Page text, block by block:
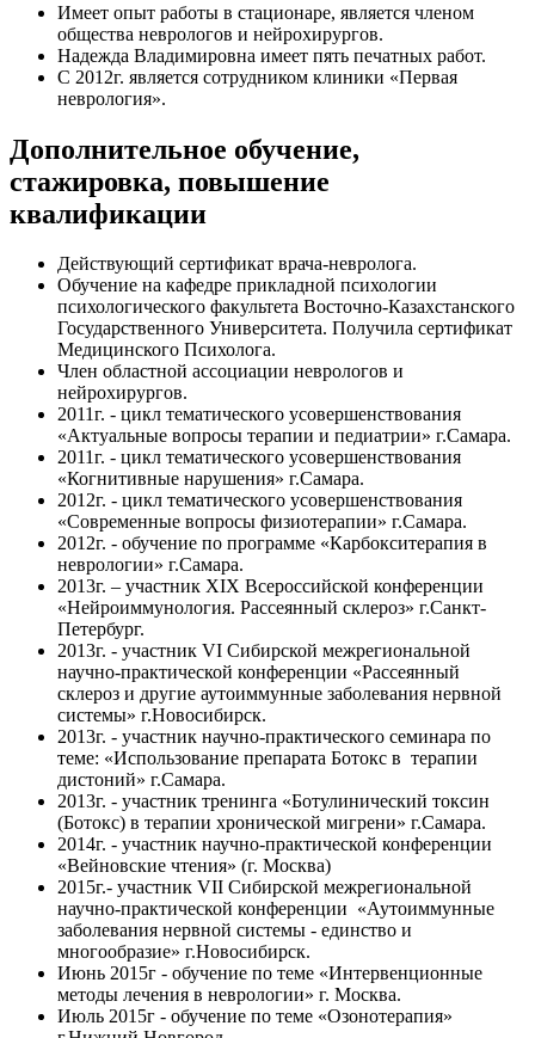
Имеет опыт работы в стационаре, является членом
общества неврологов и нейрохирургов.
Надежда Владимировна имеет пять печатных работ.
С 2012г. является сотрудником клиники «Первая
неврология».
Дополнительное обучение,
стажировка, повышение
квалификации
Действующий сертификат врача-невролога.
Обучение на кафедре прикладной психологии
психологического факультета Восточно-Казахстанского
Государственного Университета. Получила сертификат
Медицинского Психолога.
Член областной ассоциации неврологов и
нейрохирургов.
2011г. - цикл тематического усовершенствования
«Актуальные вопросы терапии и педиатрии» г.Самара.
2011г. - цикл тематического усовершенствования
«Когнитивные нарушения» г.Самара.
2012г. - цикл тематического усовершенствования
«Современные вопросы физиотерапии» г.Самара.
2012г. - обучение по программе «Карбокситерапия в
неврологии» г.Самара.
2013г. – участник XIX Всероссийской конференции
«Нейроиммунология. Рассеянный склероз» г.Санкт-
Петербург.
2013г. - участник VI Сибирской межрегиональной
научно-практической конференции «Рассеянный
склероз и другие аутоиммунные заболевания нервной
системы» г.Новосибирск.
2013г. - участник научно-практического семинара по
теме: «Использование препарата Ботокс в терапии
дистоний» г.Самара.
2013г. - участник тренинга «Ботулинический токсин
(Ботокс) в терапии хронической мигрени» г.Самара.
2014г. - участник научно-практической конференции
«Вейновские чтения» (г. Москва)
2015г.- участник VII Сибирской межрегиональной
научно-практической конференции «Аутоиммунные
заболевания нервной системы - единство и
многообразие» г.Новосибирск.
Июнь 2015г - обучение по теме «Интервенционные
методы лечения в неврологии» г. Москва.
Июль 2015г - обучение по теме «Озонотерапия»